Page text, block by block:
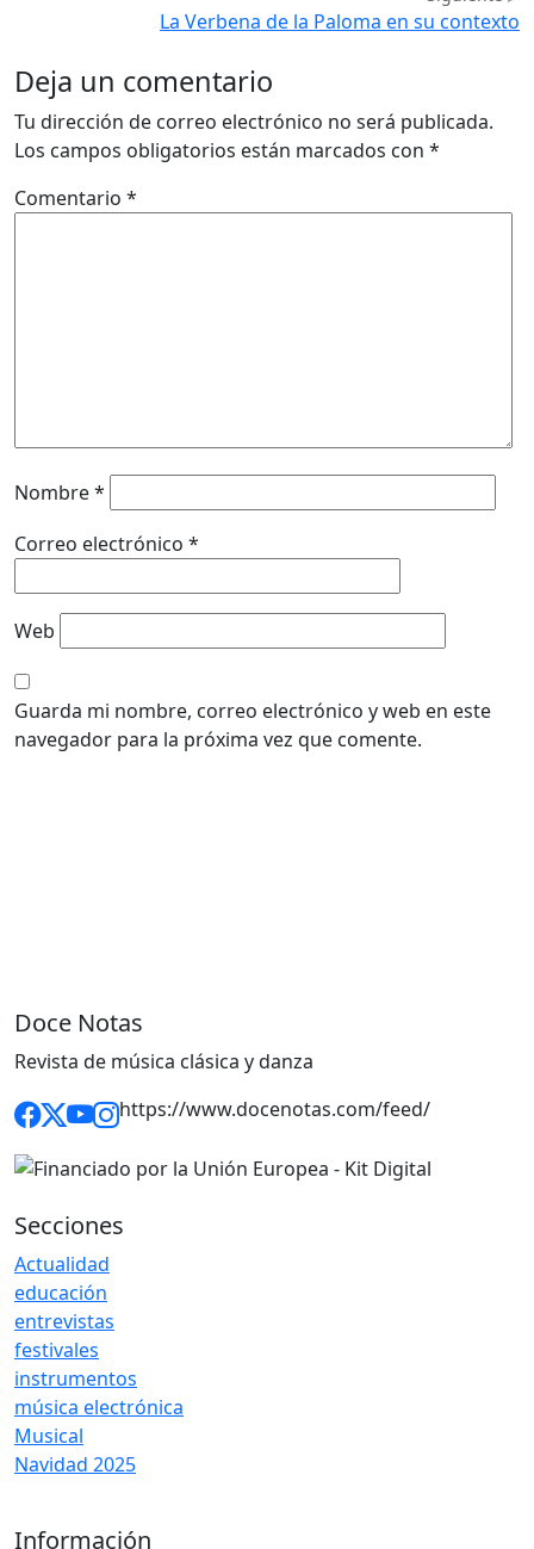
La Verbena de la Paloma en su contexto
Deja un comentario
Tu dirección de correo electrónico no será publicada.
Los campos obligatorios están marcados con *
Comentario *
Nombre*
Correo electrónico *
Web
Guarda mi nombre, correo electrónico y web en este
navegador para la próxima vez que comente.
Doce Notas
Revista de música clásica y danza
https://www.docenotas.com/feed/
Secciones
Actualidad
educación
entrevistas
festivales
instrumentos
música electrónica
Musical
Navidad 2025
Información